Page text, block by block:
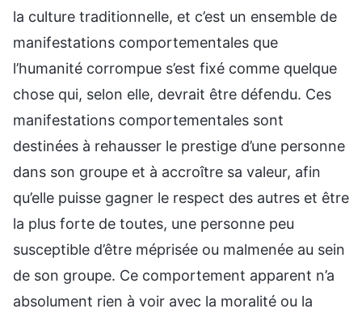
la culture traditionnelle, et c’est un ensemble de
manifestations comportementales que
l’humanité corrompue s’est fixé comme quelque
chose qui, selon elle, devrait être défendu. Ces
manifestations comportementales sont
destinées à rehausser le prestige d’une personne
dans son groupe et à accroître sa valeur, afin
qu’elle puisse gagner le respect des autres et être
la plus forte de toutes, une personne peu
susceptible d’être méprisée ou malmenée au sein
de son groupe. Ce comportement apparent n’a
absolument rien à voir avec la moralité ou la